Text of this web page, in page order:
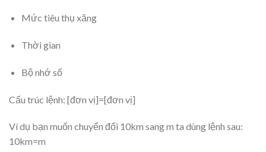
Mức tiêu thụ xăng
Thời gian
Bộ nhớ số
Cấu trúc lệnh: [đơn vị]=[đơn vị]
Ví dụ bạn muốn chuyển đổi 10km sang m ta dùng lệnh sau:
10km=m